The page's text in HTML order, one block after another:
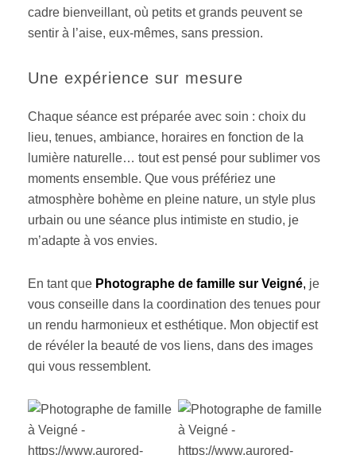
cadre bienveillant, où petits et grands peuvent se
sentir à l’aise, eux-mêmes, sans pression.
Une expérience sur mesure
Chaque séance est préparée avec soin : choix du
lieu, tenues, ambiance, horaires en fonction de la
lumière naturelle… tout est pensé pour sublimer vos
moments ensemble. Que vous préfériez une
atmosphère bohème en pleine nature, un style plus
urbain ou une séance plus intimiste en studio, je
m’adapte à vos envies.
En tant que Photographe de famille sur Veigné, je
vous conseille dans la coordination des tenues pour
un rendu harmonieux et esthétique. Mon objectif est
de révéler la beauté de vos liens, dans des images
qui vous ressemblent.